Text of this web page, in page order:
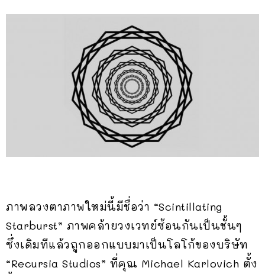
ภาพลวงตาภาพใหม่นี้มีชื่อว่า “Scintillating
Starburst” ภาพคล้ายวงเวทย์ซ้อนกันเป็นชั้นๆ
ซึ่งเดิมทีแล้วถูกออกแบบมาเป็นโลโก้ของบริษัท
“Recursia Studios” ที่คุณ Michael Karlovich ตั้ง